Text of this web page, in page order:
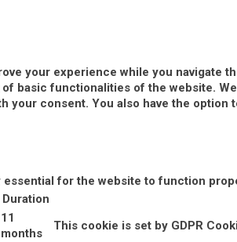
your experience while you navigate
basic functionalities of the website.
your consent. You also have the
for the website to function
Duration
11
months
This cookie is set by GDPR